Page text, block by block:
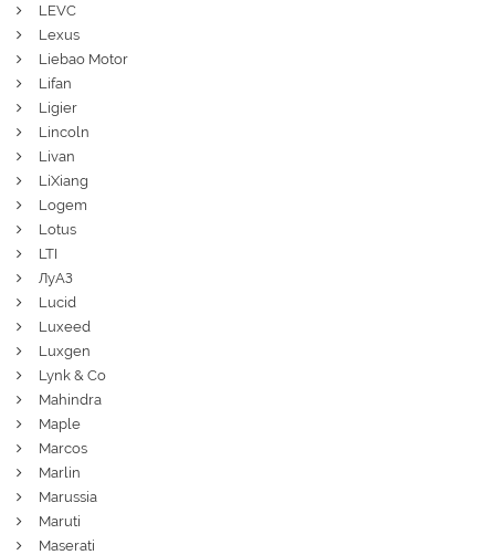
LEVC
Lexus
Liebao Motor
Lifan
Ligier
Lincoln
Livan
LiXiang
Logem
Lotus
LTI
ЛуАЗ
Lucid
Luxeed
Luxgen
Lynk & Co
Mahindra
Maple
Marcos
Marlin
Marussia
Maruti
Maserati